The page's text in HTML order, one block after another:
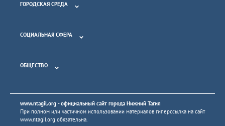
ГОРОДСКАЯ СРЕДА
СОЦИАЛЬНАЯ СФЕРА
ОБЩЕСТВО
www.ntagil.org - официальный сайт города Нижний Тагил
При полном или частичном использовании материалов гиперссылка на сайт
www.ntagil.org обязательна.